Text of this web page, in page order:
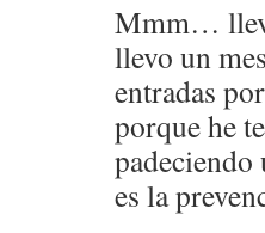
Mmm…
llevo un
entradas
porque he
padeciendo
es la